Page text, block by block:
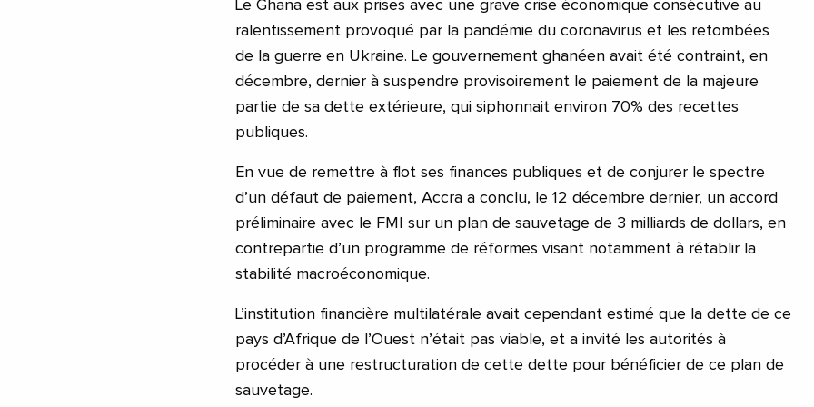
Le Ghana est aux prises avec une grave crise économique consécutive au
ralentissement provoqué par la pandémie du coronavirus et les retombées
de la guerre en Ukraine. Le gouvernement ghanéen avait été contraint, en
décembre, dernier à suspendre provisoirement le paiement de la majeure
partie de sa dette extérieure, qui siphonnait environ 70% des recettes
publiques.
En vue de remettre à flot ses finances publiques et de conjurer le spectre
d’un défaut de paiement, Accra a conclu, le 12 décembre dernier, un accord
préliminaire avec le FMI sur un plan de sauvetage de 3 milliards de dollars, en
contrepartie d’un programme de réformes visant notamment à rétablir la
stabilité macroéconomique.
L’institution financière multilatérale avait cependant estimé que la dette de ce
pays d’Afrique de l’Ouest n’était pas viable, et a invité les autorités à
procéder à une restructuration de cette dette pour bénéficier de ce plan de
sauvetage.